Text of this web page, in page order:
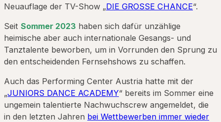
Neuauflage der TV-Show „DIE GROSSE CHANCE“.
Seit Sommer 2023 haben sich dafür unzählige
heimische aber auch internationale Gesangs- und
Tanztalente beworben, um in Vorrunden den Sprung zu
den entscheidenden Fernsehshows zu schaffen.
Auch das Performing Center Austria hatte mit der
„JUNIORS DANCE ACADEMY“ bereits im Sommer eine
ungemein talentierte Nachwuchscrew angemeldet, die
in den letzten Jahren bei Wettbewerben immer wieder